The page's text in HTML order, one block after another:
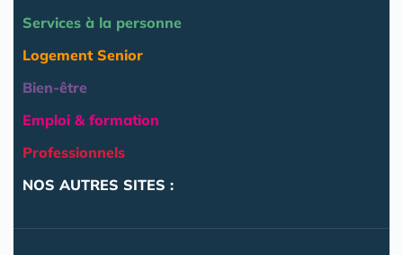
Services à la personne
Logement Senior
Bien-être
Emploi & formation
Professionnels
NOS AUTRES SITES :